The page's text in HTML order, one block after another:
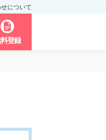
について
登録